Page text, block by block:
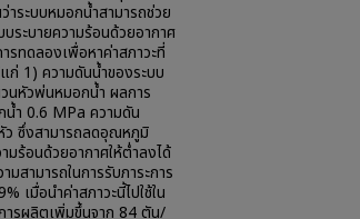
าระบบหมอกน้ำสามารถช่วย
ระบายความร้อนด้วยอากาศ
รทดลองเพื่อหาค่าสภาวะที่
ก่ 1) ความดันน้ำของระบบ
นหัวพ่นหมอกน้ำ ผลการ
น้ำ 0.6 MPa ความดัน
ว ซึ่งสามารถลดอุณหภูมิ
มร้อนด้วยอากาศให้ต่ำลงได้
สามารถในการรับภาระการ
เมื่อนำค่าสภาวะนี้ไปใช้ใน
ารผลิตเพิ่มขึ้นจาก 84 ตัน/